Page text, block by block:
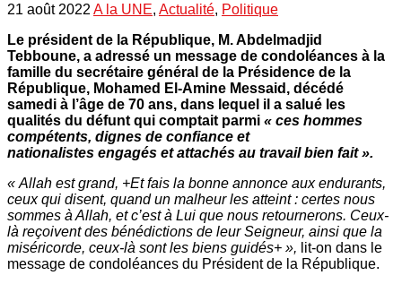
21 août 2022 A la UNE, Actualité, Politique
Le président de la République, M. Abdelmadjid
Tebboune, a adressé un message de condoléances à la
famille du secrétaire général de la Présidence de la
République, Mohamed El-Amine Messaid, décédé
samedi à l’âge de 70 ans, dans lequel il a salué les
qualités du défunt qui comptait parmi « ces hommes
compétents, dignes de confiance et
nationalistes engagés et attachés au travail bien fait ».
« Allah est grand, +Et fais la bonne annonce aux endurants,
ceux qui disent, quand un malheur les atteint : certes nous
sommes à Allah, et c’est à Lui que nous retournerons. Ceux-
là reçoivent des bénédictions de leur Seigneur, ainsi que la
miséricorde, ceux-là sont les biens guidés+ », lit-on dans le
message de condoléances du Président de la République.